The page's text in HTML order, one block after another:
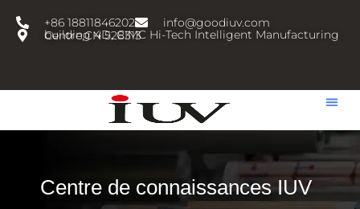
+86 18811846202
info@goodiuv.com
building 4D, CIMC Hi-Tech Intelligent Manufacturing Centre,CN 528313
Centre de connaissances IUV